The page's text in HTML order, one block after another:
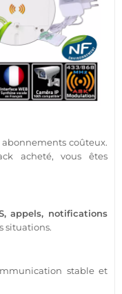
coûteux.
acheté, vous êtes
appels, notifications
situations.
stable et